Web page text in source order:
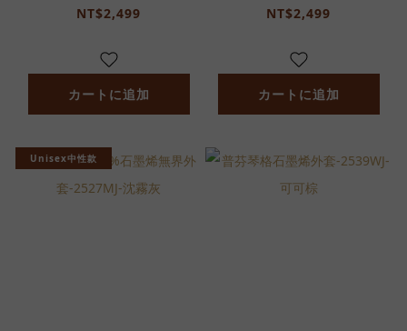
夜黑
NT$2,499
カートに追加
沙棕
NT$2,499
カートに追加
Unisex中性款